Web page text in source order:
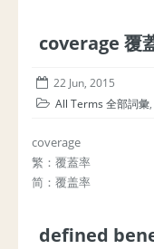
coverage 覆
22 Jun, 2015
All Terms 全部詞彙,
coverage
繁：覆蓋率
简：覆盖率
defined